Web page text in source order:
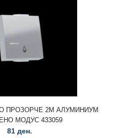
3Х16A 2P E.M. 615089..
ПРОЗОРЧЕ 2М АЛУМИНИУМ
МОДУС 433059
81 ден.